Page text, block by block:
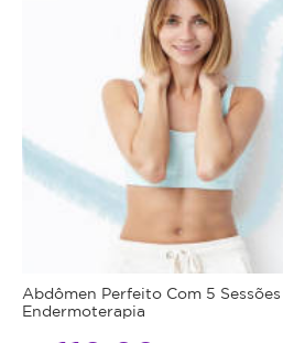
expirar,
você
não
conseguirá
o
Abdômen Perfeito Com 5
Endermoterapia